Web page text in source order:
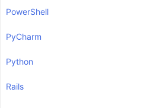
PowerShell
PyCharm
Python
Rails